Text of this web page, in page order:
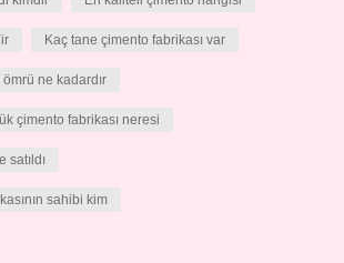
Kaç tane çimento fabrikası var
ne kadardır
çimento fabrikası neresi
satıldı
sahibi kim